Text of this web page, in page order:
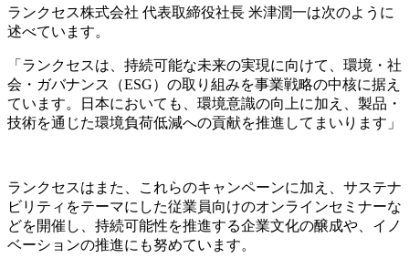
ランクセス株式会社 代表取締役社長 米津潤一は次のように
述べています。
「ランクセスは、持続可能な未来の実現に向けて、環境・社
会・ガバナンス（ESG）の取り組みを事業戦略の中核に据え
ています。日本においても、環境意識の向上に加え、製品・
技術を通じた環境負荷低減への貢献を推進してまいります」
ランクセスはまた、これらのキャンペーンに加え、サステナ
ビリティをテーマにした従業員向けのオンラインセミナーな
どを開催し、持続可能性を推進する企業文化の醸成や、イノ
ベーションの推進にも努めています。